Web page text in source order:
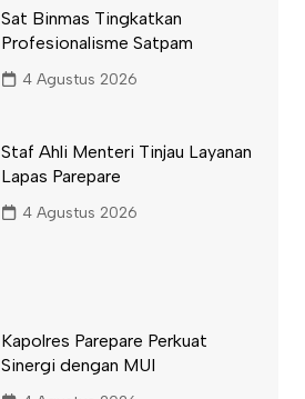
Sat Binmas Tingkatkan
Profesionalisme Satpam
4 Agustus 2026
Staf Ahli Menteri Tinjau Layanan
Lapas Parepare
4 Agustus 2026
Kapolres Parepare Perkuat
Sinergi dengan MUI